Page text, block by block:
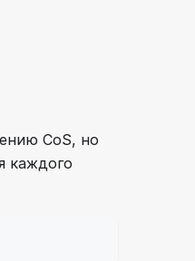
СoS, но
каждого